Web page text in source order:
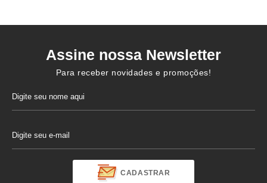
Assine nossa Newsletter
Para receber novidades e promoções!
CADASTRAR